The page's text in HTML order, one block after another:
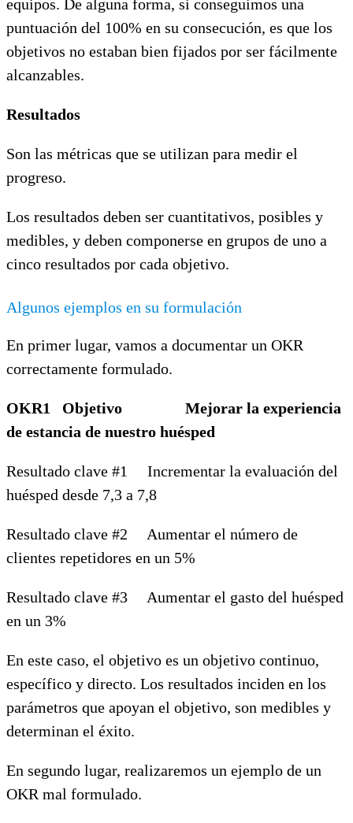
equipos. De alguna forma, si conseguimos una
puntuación del 100% en su consecución, es que los
objetivos no estaban bien fijados por ser fácilmente
alcanzables.
Resultados
Son las métricas que se utilizan para medir el
progreso.
Los resultados deben ser cuantitativos, posibles y
medibles, y deben componerse en grupos de uno a
cinco resultados por cada objetivo.
Algunos ejemplos en su formulación
En primer lugar, vamos a documentar un OKR
correctamente formulado.
OKR1 Objetivo Mejorar la experiencia
de estancia de nuestro huésped
Resultado clave #1 Incrementar la evaluación del
huésped desde 7,3 a 7,8
Resultado clave #2 Aumentar el número de
clientes repetidores en un 5%
Resultado clave #3 Aumentar el gasto del huésped
en un 3%
En este caso, el objetivo es un objetivo continuo,
específico y directo. Los resultados inciden en los
parámetros que apoyan el objetivo, son medibles y
determinan el éxito.
En segundo lugar, realizaremos un ejemplo de un
OKR mal formulado.